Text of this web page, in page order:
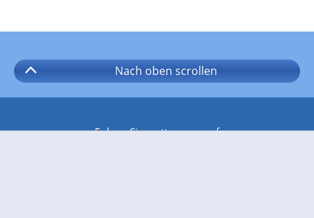
Nach oben scrollen
Folgen Sie wetter.com auf